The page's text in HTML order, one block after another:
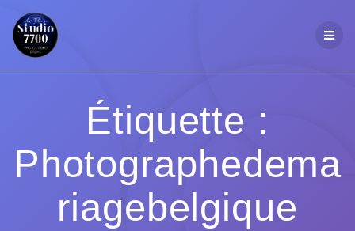
Étiquette :
Photographedema
riagebelgique